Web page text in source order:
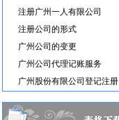
注册广州一人有限公司
注册公司的形式
广州公司的变更
广州公司代理记账服务
广州股份有限公司登记注册